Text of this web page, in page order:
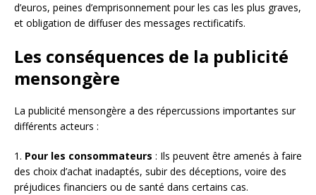
d’euros, peines d’emprisonnement pour les cas les plus graves,
et obligation de diffuser des messages rectificatifs.
Les conséquences de la publicité
mensongère
La publicité mensongère a des répercussions importantes sur
différents acteurs :
1. Pour les consommateurs : Ils peuvent être amenés à faire
des choix d’achat inadaptés, subir des déceptions, voire des
préjudices financiers ou de santé dans certains cas.